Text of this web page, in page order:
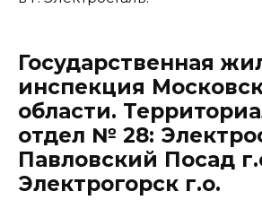
Государственная
инспекция
области.
отдел № 28:
Павловский Посад
Электрогорск г.о.